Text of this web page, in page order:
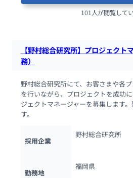
101人が閲覧して
【野村総合研究所】プロジェクト
務）
野村総合研究所にて、お客さまや各
を行いながら、プロジェクトを成功
ジェクトマネージャーを募集します
す。
採用企業
野村総合研究所
勤務地
福岡県